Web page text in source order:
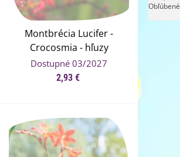
Montbrécia Lucifer -
Crocosmia - hľuzy
kroksomie - 4 ks
Dostupné 03/2027
2,93 €
Obľúbené